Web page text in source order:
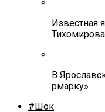
Известная
В
рмарку»
#Шок